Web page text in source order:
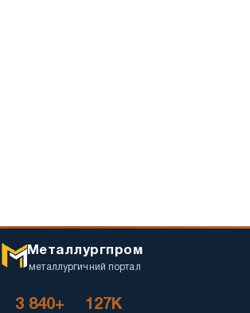
Металлургпром
металлургичний портал
3 840+ 127K